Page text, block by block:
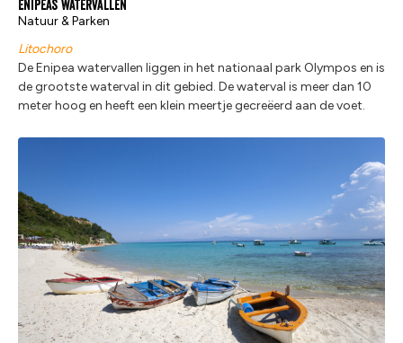
Enipeas watervallen
Natuur & Parken
Litochoro
De Enipea watervallen liggen in het nationaal park Olympos en is
de grootste waterval in dit gebied. De waterval is meer dan 10
meter hoog en heeft een klein meertje gecreëerd aan de voet.